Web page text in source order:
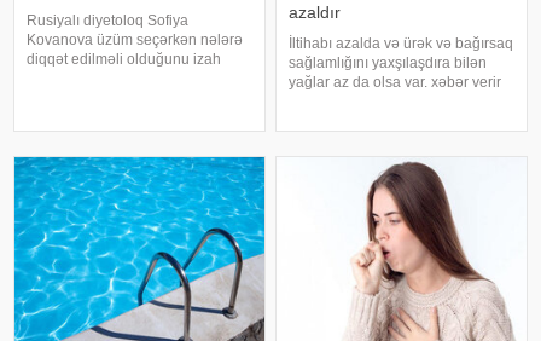
Rusiyalı diyetoloq Sofiya
Kovanova üzüm seçərkən nələrə
diqqət edilməli olduğunu izah
Mütəxəssis qeyd edib ki, tünd
rəngdə olan üzüm sortlar
azaldır
İltihabı azalda və ürək və bağırsaq
sağlamlığını yaxşılaşdıra bilən
yağlar az da olsa var. xəbər verir
preslənmiş kətan toxumlarında